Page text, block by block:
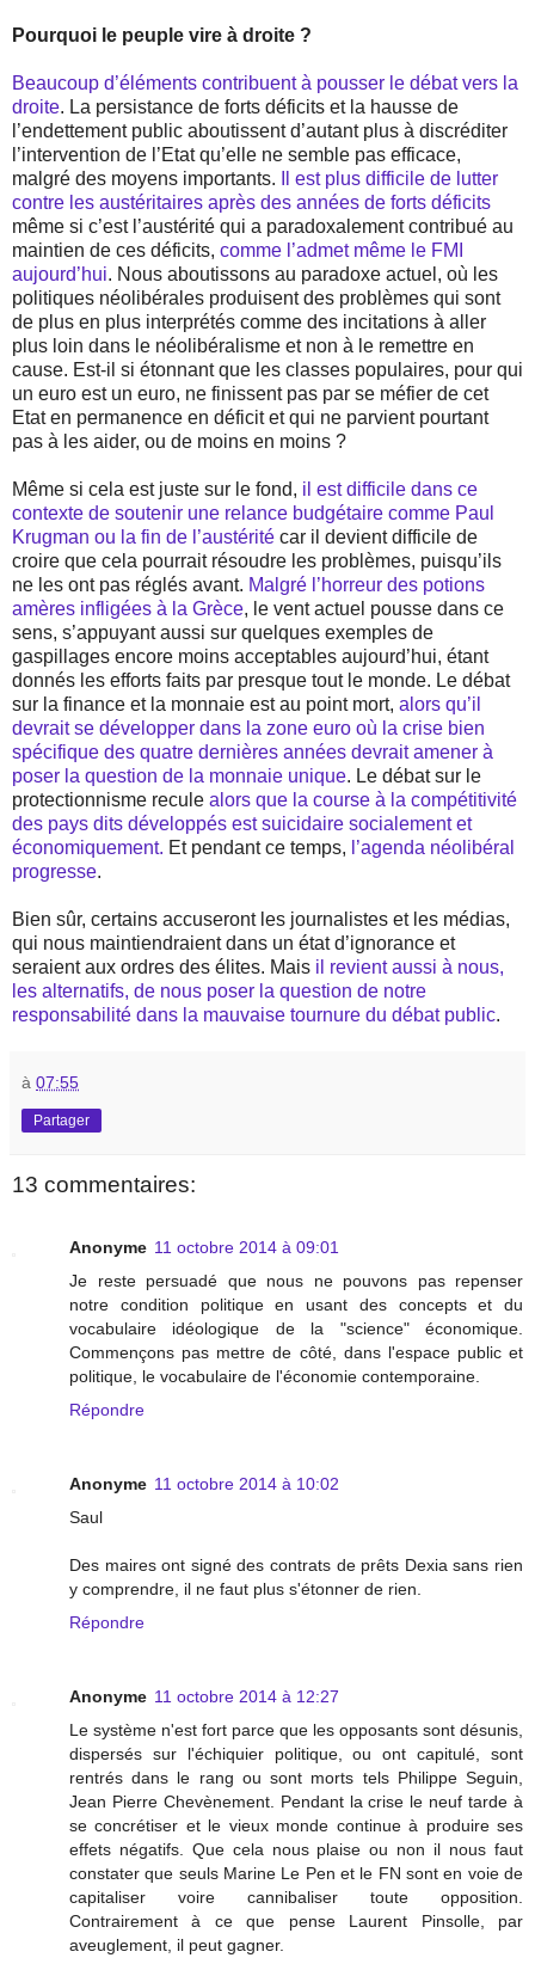
Pourquoi le peuple vire à droite ?
Beaucoup d’éléments contribuent à pousser le débat vers la
droite. La persistance de forts déficits et la hausse de
l’endettement public aboutissent d’autant plus à discréditer
l’intervention de l’Etat qu’elle ne semble pas efficace,
malgré des moyens importants.
Il est plus difficile de lutter
contre les austéritaires après des années de forts déficits
même si c’est l’austérité qui a paradoxalement contribué au
maintien de ces déficits, comme l’admet même le FMI
aujourd’hui. Nous aboutissons au paradoxe actuel, où les
politiques néolibérales produisent des problèmes qui sont
de plus en plus interprétés comme des incitations à aller
plus loin dans le néolibéralisme et non à le remettre en
cause. Est-il si étonnant que les classes populaires, pour qui
un euro est un euro, ne finissent pas par se méfier de cet
Etat en permanence en déficit et qui ne parvient pourtant
pas à les aider, ou de moins en moins ?
Même si cela est juste sur le fond, il est difficile dans ce
contexte de soutenir une relance budgétaire comme Paul
Krugman ou la fin de l’austérité car il devient difficile de
croire que cela pourrait résoudre les problèmes, puisqu’ils
ne les ont pas réglés avant. Malgré l’horreur des potions
amères infligées à la Grèce, le vent actuel pousse dans ce
sens, s’appuyant aussi sur quelques exemples de
gaspillages encore moins acceptables aujourd’hui, étant
donnés les efforts faits par presque tout le monde. Le débat
sur la finance et la monnaie est au point mort, alors qu’il
devrait se développer dans la zone euro où la crise bien
spécifique des quatre dernières années devrait amener à
poser la question de la monnaie unique. Le débat sur le
protectionnisme recule alors que la course à la compétitivité
des pays dits développés est suicidaire socialement et
économiquement. Et pendant ce temps, l’agenda néolibéral
progresse.
Bien sûr, certains accuseront les journalistes et les médias,
qui nous maintiendraient dans un état d’ignorance et
seraient aux ordres des élites. Mais il revient aussi à nous,
les alternatifs, de nous poser la question de notre
responsabilité dans la mauvaise tournure du débat public.
à 07:55
Partager
13 commentaires:
Anonyme 11 octobre 2014 à 09:01
Je reste persuadé que nous ne pouvons pas repenser
notre condition politique en usant des concepts et du
vocabulaire idéologique de la "science" économique.
Commençons pas mettre de côté, dans l'espace public et
politique, le vocabulaire de l'économie contemporaine.
Répondre
Anonyme 11 octobre 2014 à 10:02
Saul
Des maires ont signé des contrats de prêts Dexia sans rien
y comprendre, il ne faut plus s'étonner de rien.
Répondre
Anonyme 11 octobre 2014 à 12:27
Le système n'est fort parce que les opposants sont désunis,
dispersés sur l'échiquier politique, ou ont capitulé, sont
rentrés dans le rang ou sont morts tels Philippe Seguin,
Jean Pierre Chevènement. Pendant la crise le neuf tarde à
se concrétiser et le vieux monde continue à produire ses
effets négatifs. Que cela nous plaise ou non il nous faut
constater que seuls Marine Le Pen et le FN sont en voie de
capitaliser voire cannibaliser toute opposition.
Contrairement à ce que pense Laurent Pinsolle, par
aveuglement, il peut gagner.